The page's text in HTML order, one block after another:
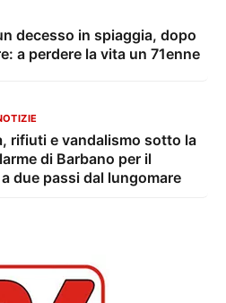
decesso in spiaggia, dopo
a perdere la vita un 71enne
rifiuti e vandalismo sotto la
di Barbano per il
due passi dal lungomare